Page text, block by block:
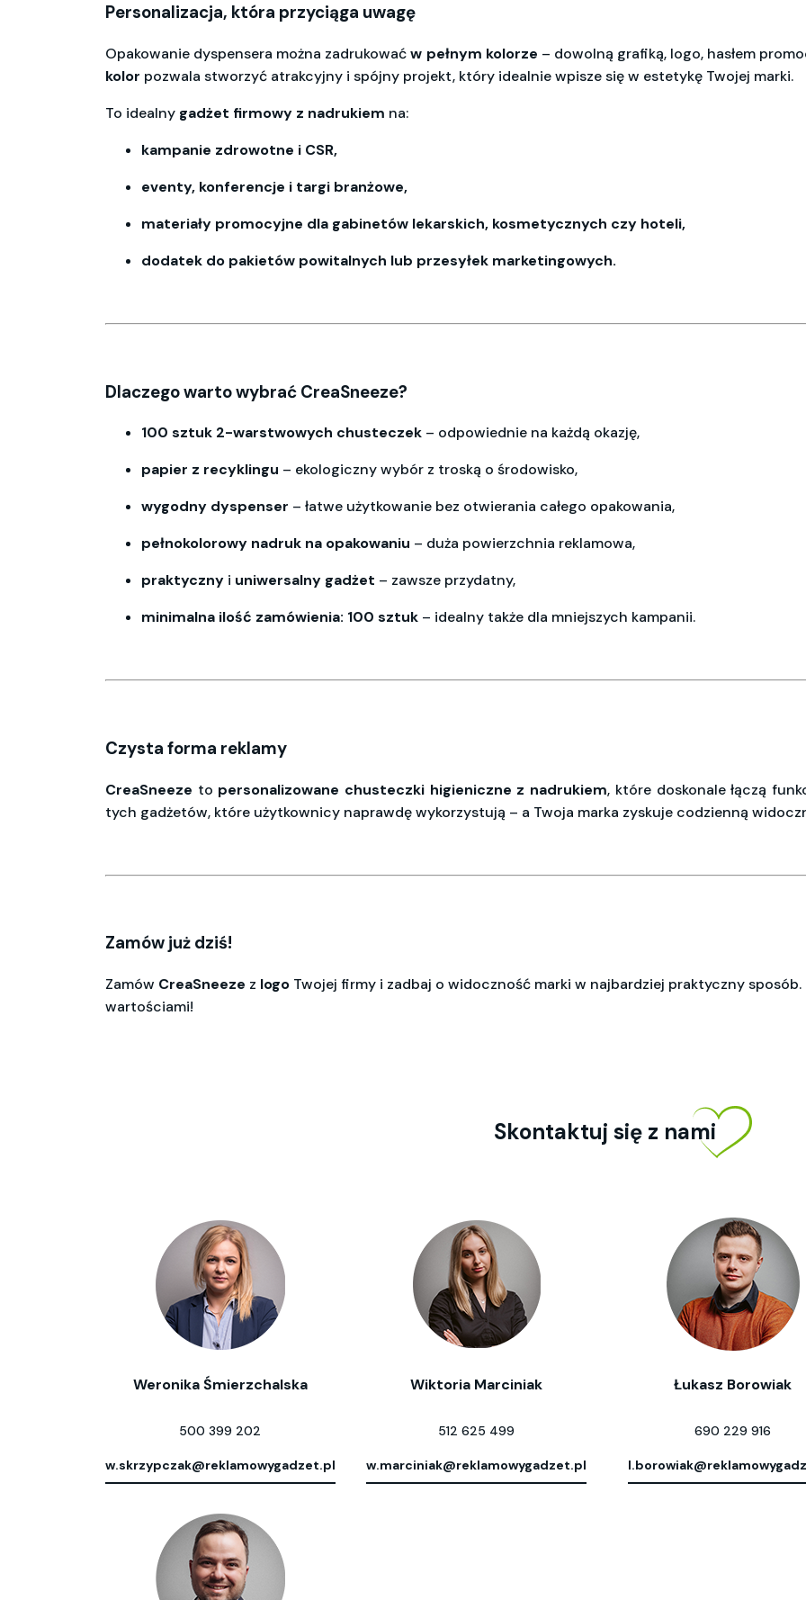
Personalizacja, która przyciąga uwagę
Opakowanie dyspensera można zadrukowaćw pełnym kolorze – dowolną grafiką, logo, hasłem
kolor pozwala stworzyć atrakcyjny i spójny projekt, który idealnie wpisze się w estetykę Twojej marki.
To idealny gadżet firmowy z nadrukiem na:
kampanie zdrowotne i CSR,
eventy, konferencje i targi branżowe,
materiały promocyjne dla gabinetów lekarskich, kosmetycznych czy hoteli,
dodatek do pakietów powitalnych lub przesyłek marketingowych.
Dlaczego warto wybrać CreaSneeze?
100 sztuk 2-warstwowych chusteczek – odpowiednie na każdą okazję,
papier z recyklingu – ekologiczny wybór z troską o środowisko,
wygodny dyspenser – łatwe użytkowanie bez otwierania całego opakowania,
pełnokolorowy nadruk na opakowaniu – duża powierzchnia reklamowa,
praktyczny i uniwersalny gadżet – zawsze przydatny,
minimalna ilość zamówienia: 100 sztuk – idealny także dla mniejszych kampanii.
Czysta forma reklamy
CreaSneeze to personalizowane chusteczki higieniczne z nadrukiem, które doskonale łączą
tych gadżetów, które użytkownicy naprawdę wykorzystują – a Twoja marka zyskuje codzienną
Zamów już dziś!
Zamów CreaSneeze z logo Twojej firmy i zadbaj o widoczność marki w najbardziej praktyczny sposób.
wartościami!
Skontaktuj się z nami
Weronika Śmierzchalska
500 399 202
w.skrzypczak@reklamowygadzet.pl
Wiktoria Marciniak
512 625 499
w.marciniak@reklamowygadzet.pl
Łukasz Borowiak
690 229 916